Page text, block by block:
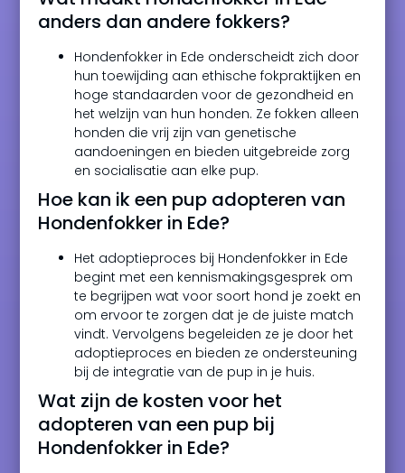
anders dan andere fokkers?
Hondenfokker in Ede onderscheidt zich door
hun toewijding aan ethische fokpraktijken en
hoge standaarden voor de gezondheid en
het welzijn van hun honden. Ze fokken alleen
honden die vrij zijn van genetische
aandoeningen en bieden uitgebreide zorg
en socialisatie aan elke pup.
Hoe kan ik een pup adopteren van
Hondenfokker in Ede?
Het adoptieproces bij Hondenfokker in Ede
begint met een kennismakingsgesprek om
te begrijpen wat voor soort hond je zoekt en
om ervoor te zorgen dat je de juiste match
vindt. Vervolgens begeleiden ze je door het
adoptieproces en bieden ze ondersteuning
bij de integratie van de pup in je huis.
Wat zijn de kosten voor het
adopteren van een pup bij
Hondenfokker in Ede?